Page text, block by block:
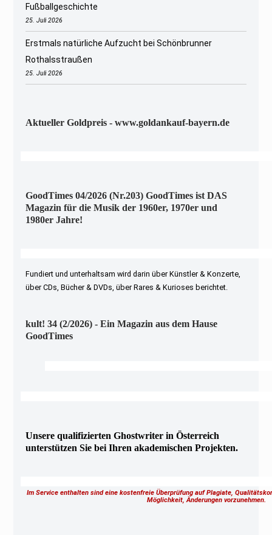
Fußballgeschichte
25. Juli 2026
Erstmals natürliche Aufzucht bei Schönbrunner
Rothalsstraußen
25. Juli 2026
Aktueller Goldpreis - www.goldankauf-bayern.de
GoodTimes 04/2026 (Nr.203) GoodTimes ist DAS
Magazin für die Musik der 1960er, 1970er und
1980er Jahre!
Fundiert und unterhaltsam wird darin über Künstler & Konzerte,
über CDs, Bücher & DVDs, über Rares & Kurioses berichtet.
kult! 34 (2/2026) - Ein Magazin aus dem Hause
GoodTimes
Unsere qualifizierten Ghostwriter in Österreich
unterstützen Sie bei Ihren akademischen Projekten.
Im Service enthalten sind eine kostenfreie Überprüfung auf Plagiate,
Möglichkeit, Änderungen vorzunehmen.